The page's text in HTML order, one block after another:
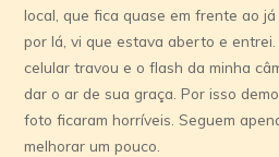
local, que fica quase em frente ao
por lá, vi que estava aberto e entrei.
celular travou e o flash da minha
dar o ar de sua graça. Por isso
foto ficaram horríveis. Seguem
melhorar um pouco.